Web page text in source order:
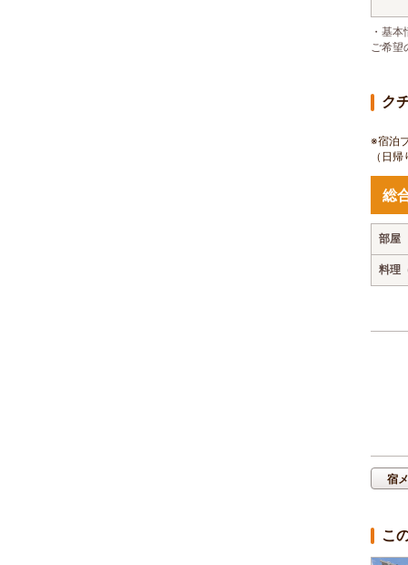
・基
ご希望
ク
※宿泊
（日
総
部屋
料理
宿
こ